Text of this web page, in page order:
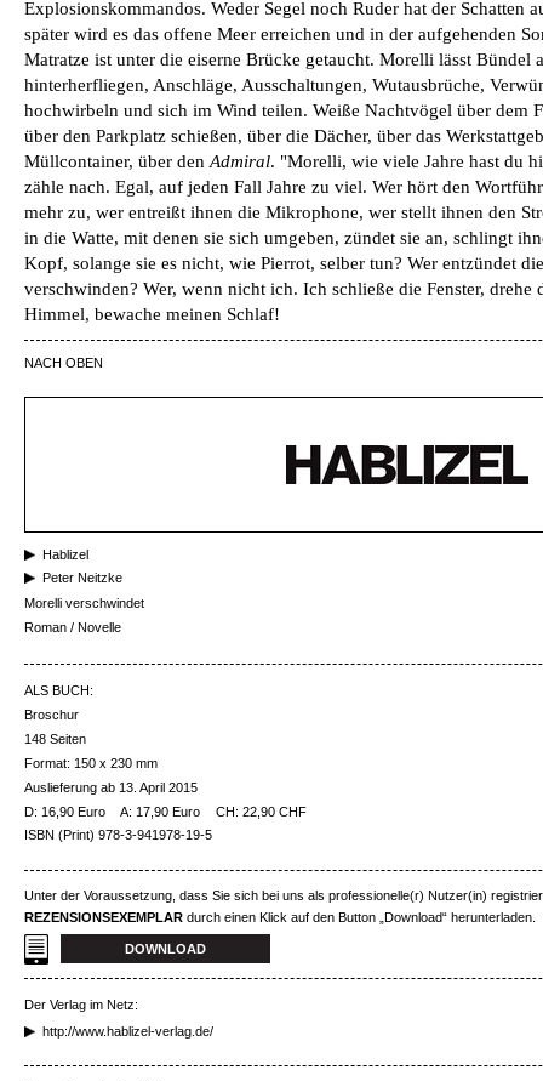
Explosionskommandos. Weder Segel noch Ruder hat der Schatten
später wird es das offene Meer erreichen und in der aufgehenden
Matratze ist unter die eiserne Brücke getaucht. Morelli lässt Bündel
hinterherfliegen, Anschläge, Ausschaltungen, Wutausbrüche,
hochwirbeln und sich im Wind teilen. Weiße Nachtvögel über dem
über den Parkplatz schießen, über die Dächer, über das
Müllcontainer, über denAdmiral. "Morelli, wie viele Jahre hast du
zähle nach. Egal, auf jeden Fall Jahre zu viel. Wer hört den
mehr zu, wer entreißt ihnen die Mikrophone, wer stellt ihnen den
in die Watte, mit denen sie sich umgeben, zündet sie an, schlingt
Kopf, solange sie es nicht, wie Pierrot, selber tun? Wer entzündet
verschwinden? Wer, wenn nicht ich. Ich schließe die Fenster, drehe
Himmel, bewache meinen Schlaf!
NACH OBEN
Hablizel
Peter Neitzke
Morelli verschwindet
Roman / Novelle
ALS BUCH:
Broschur
148 Seiten
Format: 150 x 230 mm
Auslieferung ab 13. April 2015
D: 16,90 Euro
A: 17,90 Euro
CH: 22,90 CHF
ISBN (Print) 978-3-941978-19-5
Unter der Voraussetzung, dass Sie sich bei uns als professionelle(r) Nutzer(in)
REZENSIONSEXEMPLAR durch einen Klick auf den Button „Download“ herunterladen.
DOWNLOAD
Der Verlag im Netz:
http://www.hablizel-verlag.de/